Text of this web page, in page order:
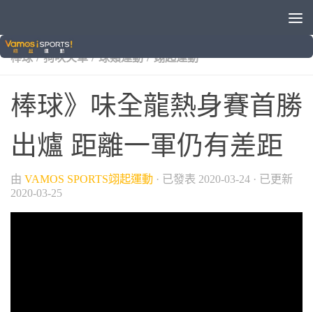
VAMOS自製節目
棒球 / 狗吠火車 / 球類運動 / 翊起運動
棒球》味全龍熱身賽首勝
出爐 距離一軍仍有差距
由 VAMOS SPORTS翊起運動 · 已發表 2020-03-24 · 已更新
2020-03-25